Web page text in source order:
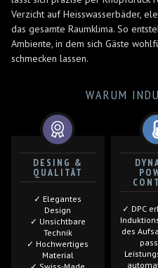
Verzicht auf Heisswasserbäder,
das gesamte Raumklima. So
Ambiente, in dem sich Gäste
schmecken lassen.
WARUM
DESING &
QUALITÄT
✓ Elegantes
Design
✓ Unsichtbare
Technik
✓ Hochwertiges
Material
✓ DPC
des